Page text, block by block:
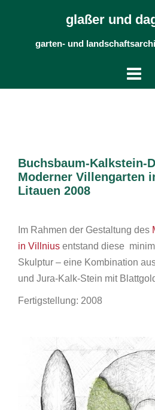
glaßer und
garten- und
Buchsbaum-Kalkstein-
Moderner Villengarten
Litauen 2008
Im Rahmen der Gestaltung des
in Villnius entstand diese
Skulptur – eine Kombination
und Jura-Kalk-Stein mit
Fertigstellung: 2008